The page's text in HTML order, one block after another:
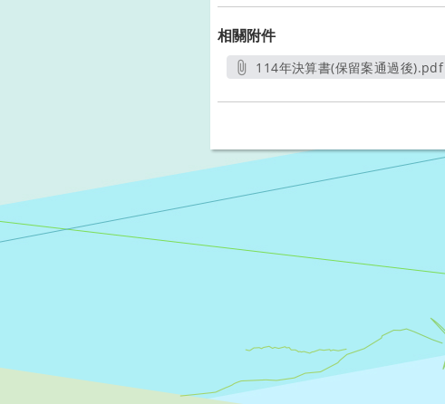
相關附件
114年決算書(保留案通過後).pdf